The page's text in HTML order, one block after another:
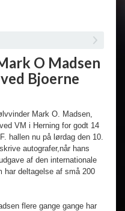
O Madsen
Bjoerne
Mark O. Madsen,
VM i Herning for godt 14
hallen nu på lørdag den 10.
autografer,når hans
af den internationale
har deltagelse af små 200
flere gange gange har